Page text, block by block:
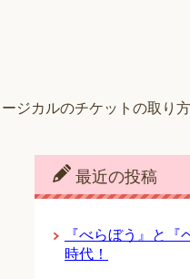
ジカルのチケットの取り方
最近の投稿
『べらぼう』と『
時代！